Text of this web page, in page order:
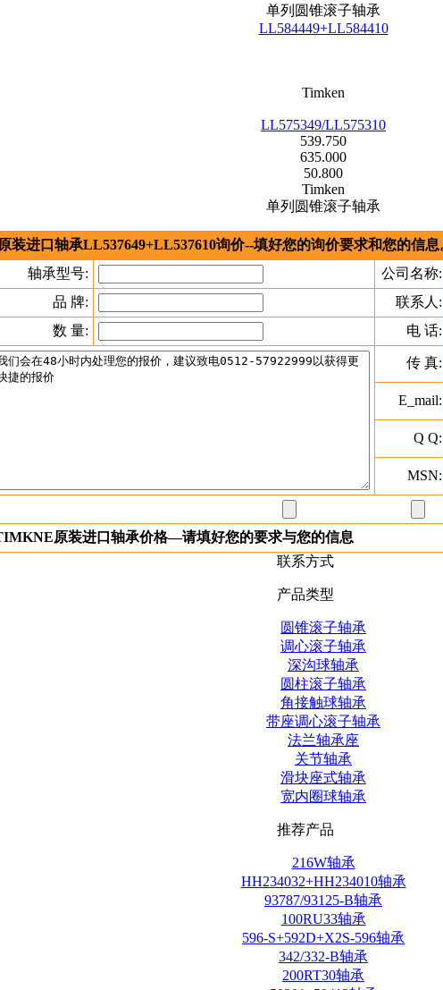
LL584449+LL584410
539.750
635.000
50.800
Timken
单列圆锥滚子轴承
轴承型号:
公司名称:
品 牌:
联系人:
数 量:
电 话:
传 真:
E_mail:
Q Q:
MSN:
TIMKNE原装进口轴承价格—请填好您的要求与您的信息
联系方式
调心滚子轴承
深沟球轴承
圆柱滚子轴承
角接触球轴承
带座调心滚子轴承
法兰轴承座
关节轴承
滑块座式轴承
宽内圈球轴承
HH234032+HH234010轴承
93787/93125-B轴承
100RU33轴承
596-S+592D+X2S-596轴承
342/332-B轴承
200RT30轴承
59201+59412轴承